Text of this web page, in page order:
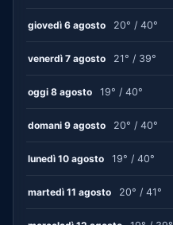
giovedì 6 agosto 20° / 40°
venerdì 7 agosto 21° / 39°
oggi 8 agosto 19° / 40°
domani 9 agosto 20° / 40°
lunedì 10 agosto 19° / 40°
martedì 11 agosto 20° / 41°